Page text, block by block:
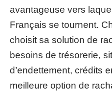
avantageuse vers
Français se tournent.
choisit sa solution de
besoins de trésorerie,
d’endettement, crédits
meilleure option de